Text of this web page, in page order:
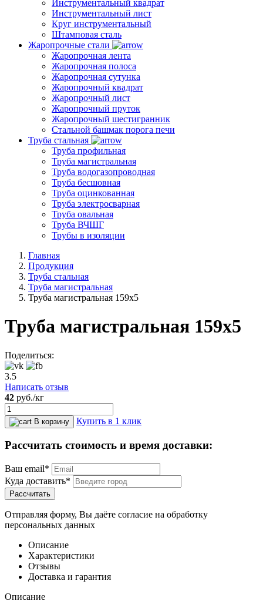
Инструментальный квадрат
Инструментальный лист
Круг инструментальный
Штамповая сталь
Жаропрочные стали
Жаропрочная лента
Жаропрочная полоса
Жаропрочная сутунка
Жаропрочный квадрат
Жаропрочный лист
Жаропрочный пруток
Жаропрочный шестигранник
Стальной башмак порога печи
Труба стальная
Труба профильная
Труба магистральная
Труба водогазопроводная
Труба бесшовная
Труба оцинкованная
Труба электросварная
Труба овальная
Труба ВЧШГ
Трубы в изоляции
Главная
Продукция
Труба стальная
Труба магистральная
Труба магистральная 159х5
Труба магистральная 159х5
Поделиться:
3.5
Написать отзыв
42 руб./кг
В корзину Купить в 1 клик
Рассчитать стоимость и время доставки:
Ваш email*
Куда доставить*
Рассчитать
Отправляя форму, Вы даёте согласие на обработку
персональных данных
Описание
Характеристики
Отзывы
Доставка и гарантия
Описание